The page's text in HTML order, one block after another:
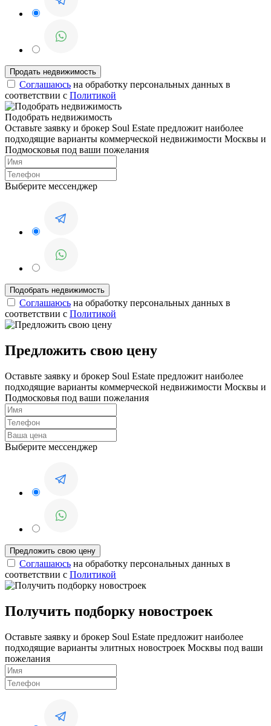
Соглашаюсь на обработку персональных данных в
соответствии с Политикой
Подобрать недвижимость
Оставьте заявку и брокер Soul Estate предложит наиболее
подходящие варианты коммерческой недвижимости Москвы и
Подмосковья под ваши пожелания
Выберите мессенджер
Соглашаюсь на обработку персональных данных в
соответствии с Политикой
Предложить свою цену
Оставьте заявку и брокер Soul Estate предложит наиболее
подходящие варианты коммерческой недвижимости Москвы и
Подмосковья под ваши пожелания
Выберите мессенджер
Соглашаюсь на обработку персональных данных в
соответствии с Политикой
Получить подборку новостроек
Оставьте заявку и брокер Soul Estate предложит наиболее
подходящие варианты элитных новостроек Москвы под ваши
пожелания